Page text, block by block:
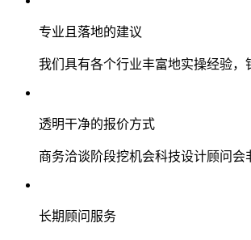
专业且落地的建议
我们具有各个行业丰富地实操经验
透明干净的报价方式
商务洽谈阶段挖机会科技设计顾问
长期顾问服务